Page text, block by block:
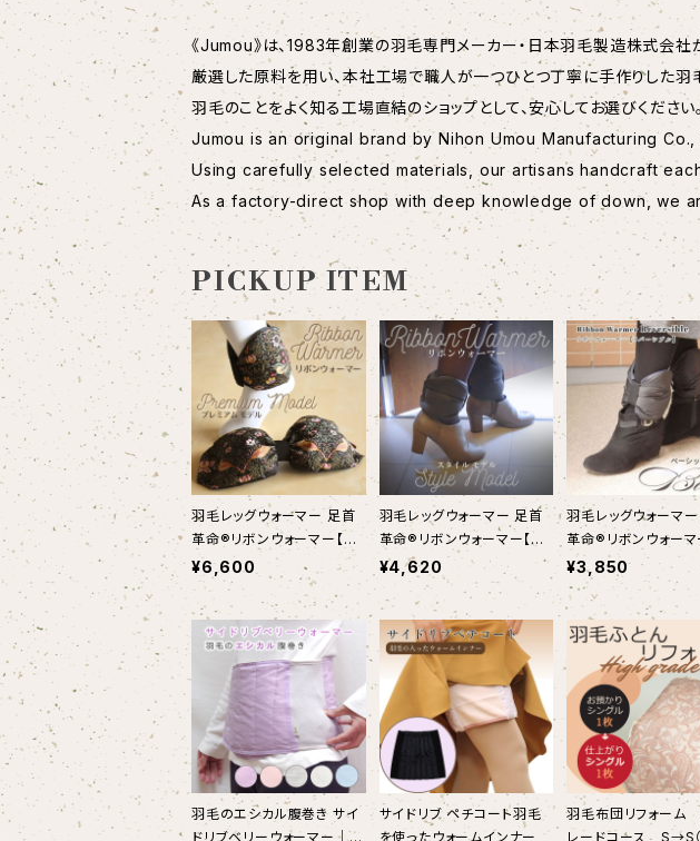
《Jumou》は、1983年創業の羽毛専門メーカー・日本羽毛製造株式会社
厳選した原料を用い、本社工場で職人が一つひとつ丁寧に手作りした羽
羽毛のことをよく知る工場直結のショップとして、安心してお選びください
Jumou is an original brand by Nihon Umou Manufacturing
Using carefully selected materials, our artisans handcraft
As a factory-direct shop with deep knowledge of down, we
PICKUP ITEM
羽毛レッグウォーマー 足首
革命®リボンウォーマー【プ
レミアムモデル】足首 冷え対
策 日本製｜Down Ribbon
-warmer®【Premium Mo
del】
¥6,600
羽毛レッグウォーマー 足首
革命®リボンウォーマー【ス
タイルモデル】足首 冷え対策
日本製｜Down RIBBON-
warmer【Style Model】
¥4,620
羽毛レッグウォーマ
革命®リボンウォーマ
ーシックモデル】足首
策 日本製｜Down
-warmer 【Basic
¥3,850
羽毛のエシカル腹巻き サイ
ドリブベリーウォーマー｜オ
サイドリブ ペチコート――羽毛
を使ったウォームインナー――
羽毛布団リフォーム
レードコース S→S